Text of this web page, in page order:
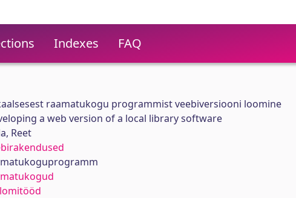
Indexes FAQ
raamatukogu programmist veebiversiooni loomine
a web version of a local library software
Reet